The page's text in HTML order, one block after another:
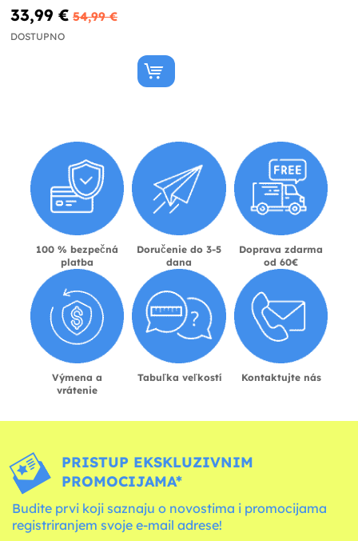
33,99 € 54,99 €
DOSTUPNO
100 % bezpečná
platba
Doručenie do 3-5
dana
Doprava zdarma
od 60€
Výmena a
vrátenie
Tabuľka veľkostí Kontaktujte nás
PRISTUP EKSKLUZIVNIM
PROMOCIJAMA*
Budite prvi koji saznaju o novostima i promocijama
registriranjem svoje e-mail adrese!